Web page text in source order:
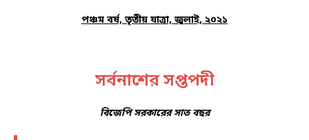
পঞ্চম বর্ষ, তৃতীয় যাত্রা, জুলাই, ২০২১
সর্বনাশের সপ্তপদী
বিজেপি সরকারের সাত বছর